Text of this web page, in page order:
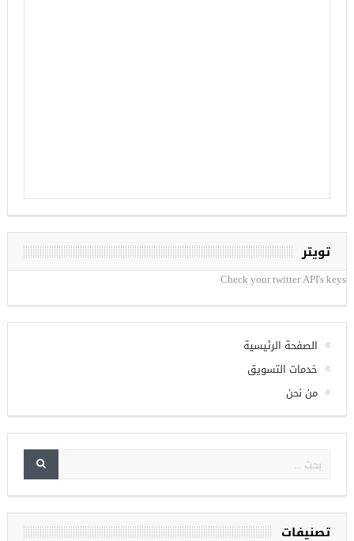
تويتر
Check your twitter API's keys
الصفحة الرئيسية
خدمات التسويق
من نحن
تصنيفات